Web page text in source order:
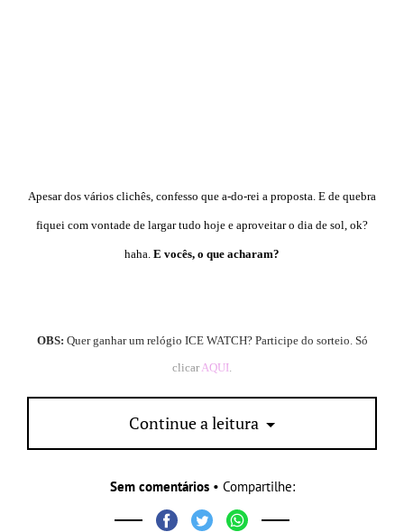
Apesar dos vários clichês, confesso que a-do-rei a proposta. E de quebra
fiquei com vontade de largar tudo hoje e aproveitar o dia de sol, ok?
haha. E vocês, o que acharam?
OBS: Quer ganhar um relógio ICE WATCH? Participe do sorteio. Só
clicarAQUI
Continue a leitura
Sem comentários• Compartilhe: